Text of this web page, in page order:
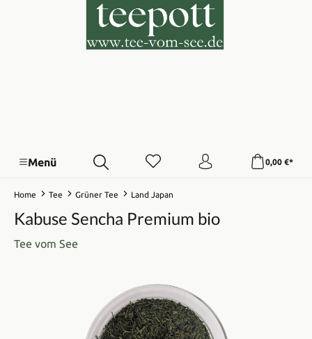
Menü 0,00 €*
Home Tee Grüner Tee Land Japan
Kabuse Sencha Premium bio
Tee vom See
Bildergalerie überspringen